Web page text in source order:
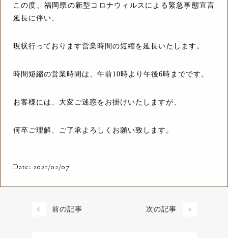
この度、福岡県の新型コロナウィルスによる緊急事態宣言
延長に伴い、
現状行っております営業時間の短縮を延長いたします。
時間短縮の営業時間は、午前10時より午後6時までです。
お客様には、大変ご迷惑をお掛けいたしますが、
何卒ご理解、ご了承よろしくお願い致します。
Date: 2021/02/07
前の記事 次の記事